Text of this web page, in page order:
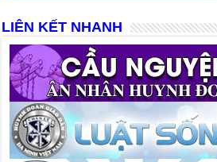
LIÊN KẾT NHANH